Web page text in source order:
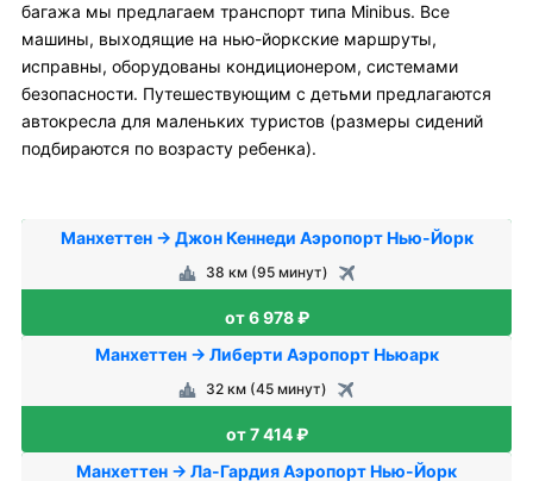
багажа мы предлагаем транспорт типа Minibus. Все
машины, выходящие на нью-йоркские маршруты,
исправны, оборудованы кондиционером, системами
безопасности. Путешествующим с детьми предлагаются
автокресла для маленьких туристов (размеры сидений
подбираются по возрасту ребенка).
Манхеттен → Джон Кеннеди Аэропорт Нью-Йорк
38 км (95 минут)
от 6 978 ₽
Манхеттен → Либерти Аэропорт Ньюарк
32 км (45 минут)
от 7 414 ₽
Манхеттен → Ла-Гардия Аэропорт Нью-Йорк